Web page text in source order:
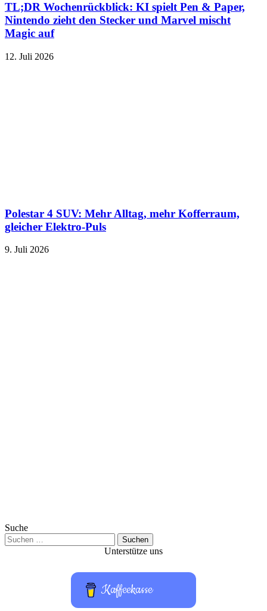
TL;DR Wochenrückblick: KI spielt Pen & Paper,
Nintendo zieht den Stecker und Marvel mischt
Magic auf
12. Juli 2026
Polestar 4 SUV: Mehr Alltag, mehr Kofferraum,
gleicher Elektro-Puls
9. Juli 2026
Suche
Suchen
nach:
Unterstütze uns
Kaffeekasse